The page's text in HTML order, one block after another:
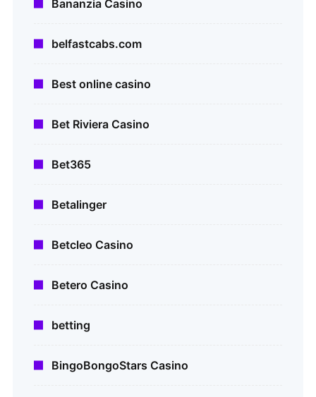
Bananzia Casino
belfastcabs.com
Best online casino
Bet Riviera Casino
Bet365
Betalinger
Betcleo Casino
Betero Casino
betting
BingoBongoStars Casino